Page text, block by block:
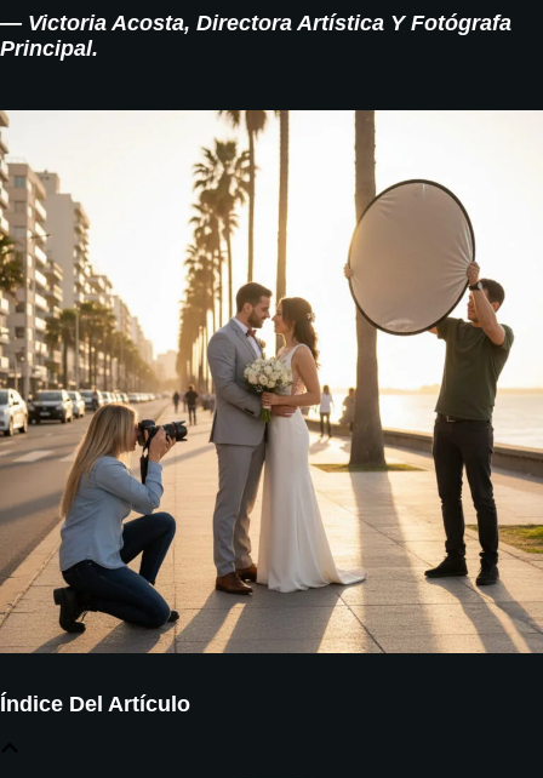
— Victoria Acosta, Directora Artística Y Fotógrafa
Principal.
Índice Del Artículo